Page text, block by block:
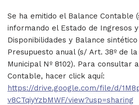
Se ha emitido el Balance Contable
informando el Estado de Ingresos
Disponibilidades y Balance
Presupuesto anual (s/ Art. 38º de
Municipal Nº 8102). Para consultar
Contable, hacer click aquí:
https://drive.google.com/file/d/
v8CTqiyYzbMWF/view?usp=sharing